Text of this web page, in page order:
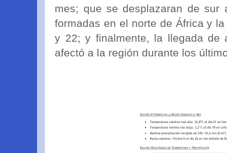
mes; que se desplazaran de sur
formadas en el norte de África y
y 22; y finalmente, la llegada de
afectó a la región durante los